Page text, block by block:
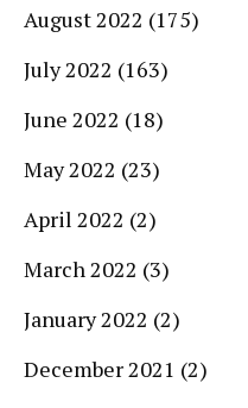
August 2022 (175)
July 2022 (163)
June 2022 (18)
May 2022 (23)
April 2022 (2)
March 2022 (3)
January 2022 (2)
December 2021 (2)